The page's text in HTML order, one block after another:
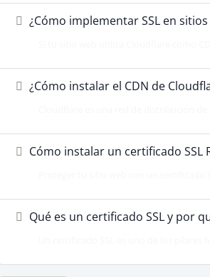
¿Cómo implementar SSL en
¿Cómo instalar el CDN de
Cómo instalar un certificado SSL
Qué es un certificado SSL y por